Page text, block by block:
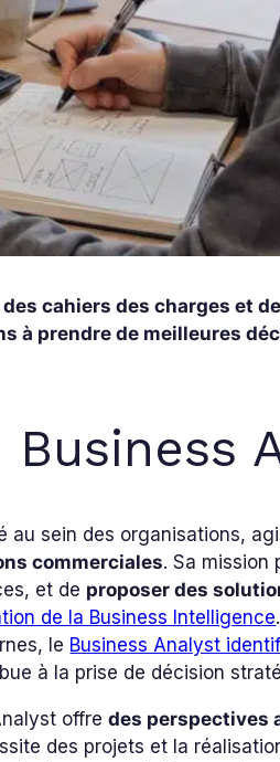
cahiers des charges et
à prendre de meilleures
Business
au sein des organisations,
commerciales. Sa mission
et de proposer des
de la Business Intelligence
le Business Analyst
à la prise de décision
offredes perspectives
des projets et la